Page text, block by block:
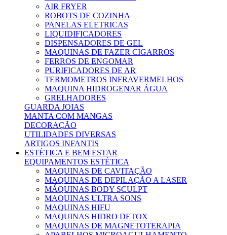
AIR FRYER
ROBOTS DE COZINHA
PANELAS ELETRICAS
LIQUIDIFICADORES
DISPENSADORES DE GEL
MAQUINAS DE FAZER CIGARROS
FERROS DE ENGOMAR
PURIFICADORES DE AR
TERMOMETROS INFRAVERMELHOS
MAQUINA HIDROGENAR ÁGUA
GRELHADORES
GUARDA JOIAS
MANTA COM MANGAS
DECORAÇÃO
UTILIDADES DIVERSAS
ARTIGOS INFANTIS
ESTÉTICA E BEM ESTAR
EQUIPAMENTOS ESTÉTICA
MAQUINAS DE CAVITAÇÃO
MAQUINAS DE DEPILAÇÃO A LASER
MÁQUINAS BODY SCULPT
MAQUINAS ULTRA SONS
MAQUINAS HIFU
MAQUINAS HIDRO DETOX
MAQUINAS DE MAGNETOTERAPIA